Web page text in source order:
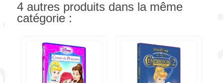
4 autres produits dans la même
catégorie :